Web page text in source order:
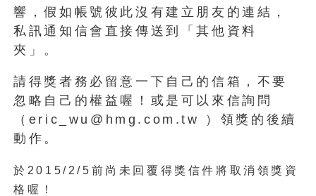
響，假如帳號彼此沒有建立朋友的連結，
私訊通知信會直接傳送到「其他資料
夾」。
請得獎者務必留意一下自己的信箱，不要
忽略自己的權益喔！或是可以來信詢問
（eric_wu@hmg.com.tw ）領獎的後續
動作。
於2015/2/5前尚未回覆得獎信件將取消領獎資
格喔！